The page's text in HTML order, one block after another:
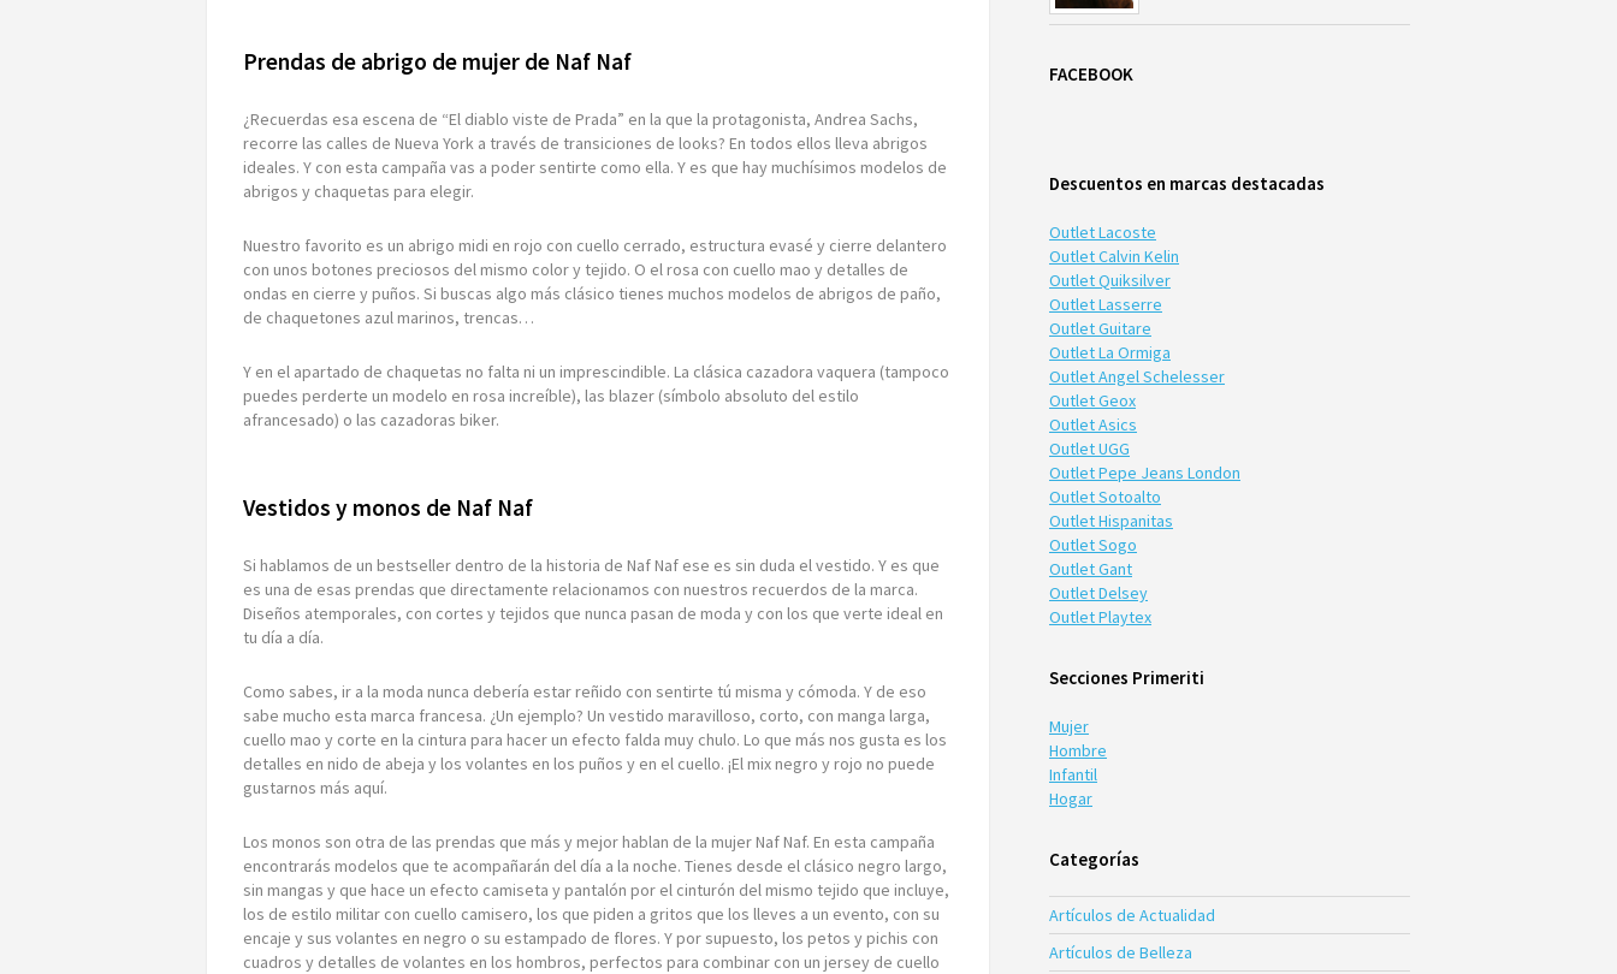
Prendas de abrigo de mujer de Naf Naf
¿Recuerdas esa escena de “El diablo viste de Prada” en la que la protagonista, Andrea Sachs,
recorre las calles de Nueva York a través de transiciones de looks? En todos ellos lleva abrigos
ideales. Y con esta campaña vas a poder sentirte como ella. Y es que hay muchísimos modelos de
abrigos y chaquetas para elegir.
Nuestro favorito es un abrigo midi en rojo con cuello cerrado, estructura evasé y cierre delantero
con unos botones preciosos del mismo color y tejido. O el rosa con cuello mao y detalles de
ondas en cierre y puños. Si buscas algo más clásico tienes muchos modelos de abrigos de paño,
de chaquetones azul marinos, trencas…
Y en el apartado de chaquetas no falta ni un imprescindible. La clásica cazadora vaquera (tampoco
puedes perderte un modelo en rosa increíble), las blazer (símbolo absoluto del estilo
afrancesado) o las cazadoras biker.
Vestidos y monos de Naf Naf
Si hablamos de un bestseller dentro de la historia de Naf Naf ese es sin duda el vestido. Y es que
es una de esas prendas que directamente relacionamos con nuestros recuerdos de la marca.
Diseños atemporales, con cortes y tejidos que nunca pasan de moda y con los que verte ideal en
tu día a día.
Como sabes, ir a la moda nunca debería estar reñido con sentirte tú misma y cómoda. Y de eso
sabe mucho esta marca francesa. ¿Un ejemplo? Un vestido maravilloso, corto, con manga larga,
cuello mao y corte en la cintura para hacer un efecto falda muy chulo. Lo que más nos gusta es los
detalles en nido de abeja y los volantes en los puños y en el cuello. ¡El mix negro y rojo no puede
gustarnos más aquí.
Los monos son otra de las prendas que más y mejor hablan de la mujer Naf Naf. En esta campaña
encontrarás modelos que te acompañarán del día a la noche. Tienes desde el clásico negro largo,
sin mangas y que hace un efecto camiseta y pantalón por el cinturón del mismo tejido que incluye,
los de estilo militar con cuello camisero, los que piden a gritos que los lleves a un evento, con su
encaje y sus volantes en negro o su estampado de flores. Y por supuesto, los petos y pichis con
cuadros y detalles de volantes en los hombros, perfectos para combinar con un jersey de cuello
FACEBOOK
Descuentos en marcas destacadas
Outlet Lacoste
Outlet Calvin Kelin
Outlet Quiksilver
Outlet Lasserre
Outlet Guitare
Outlet La Ormiga
Outlet Angel Schelesser
Outlet Geox
Outlet Asics
Outlet UGG
Outlet Pepe Jeans London
Outlet Sotoalto
Outlet Hispanitas
Outlet Sogo
Outlet Gant
Outlet Delsey
Outlet Playtex
Secciones Primeriti
Mujer
Hombre
Infantil
Hogar
Categorías
Artículos de Actualidad
Artículos de Belleza